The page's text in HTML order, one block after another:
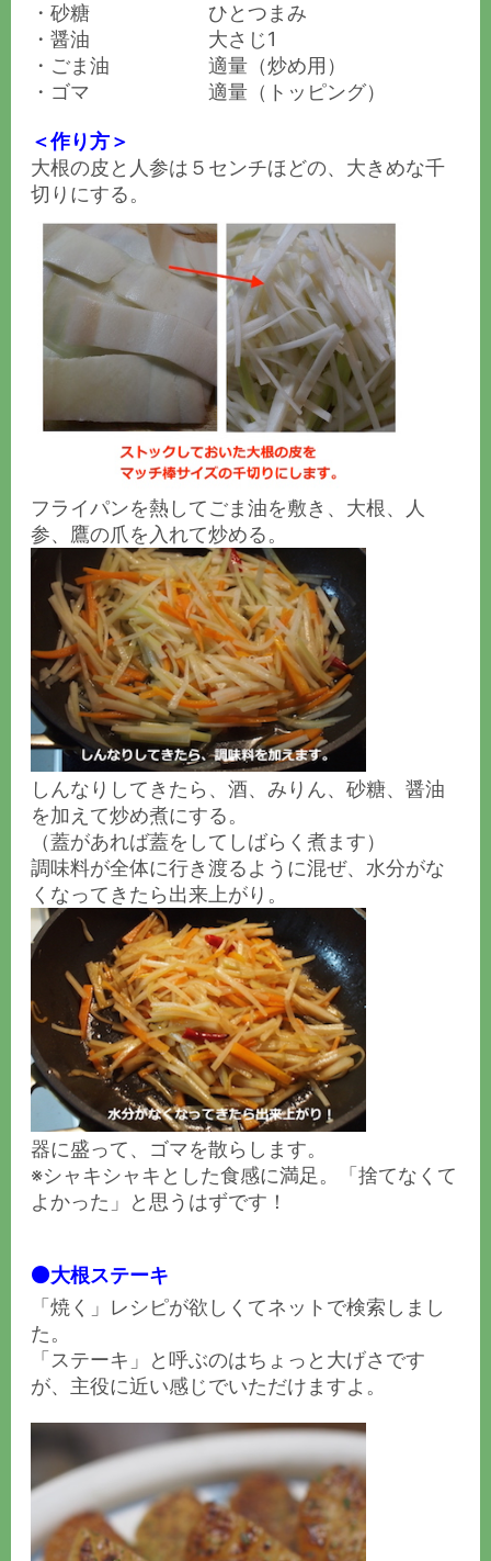
・砂糖 ひとつまみ
・醤油 大さじ1
・ごま油 適量（炒め用）
・ゴマ 適量（トッピング）
＜作り方＞
大根の皮と人参は５センチほどの、大きめな千
切りにする。
フライパンを熱してごま油を敷き、大根、人
参、鷹の爪を入れて炒める。
しんなりしてきたら、酒、みりん、砂糖、醤油
を加えて炒め煮にする。
（蓋があれば蓋をしてしばらく煮ます）
調味料が全体に行き渡るように混ぜ、水分がな
くなってきたら出来上がり。
器に盛って、ゴマを散らします。
※シャキシャキとした食感に満足。「捨てなくて
よかった」と思うはずです！
⚫️大根ステーキ
「焼く」レシピが欲しくてネットで検索しまし
た。
「ステーキ」と呼ぶのはちょっと大げさです
が、主役に近い感じでいただけますよ。